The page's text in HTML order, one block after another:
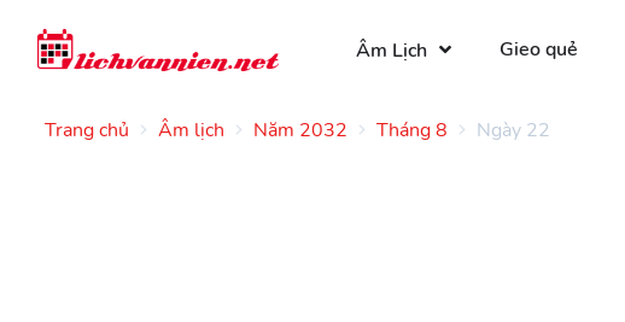
Âm Lịch Gieo quẻ
Trang chủ Âm lịch Năm 2032 Tháng 8 Ngày 22